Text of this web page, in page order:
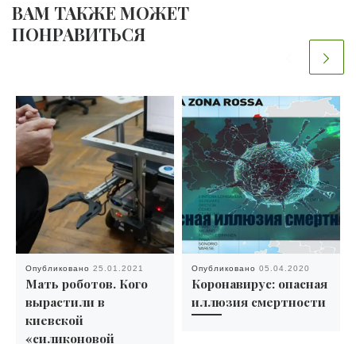
ВАМ ТАКЖЕ МОЖЕТ
ПОНРАВИТЬСЯ
Опубликовано 25.01.2021
Мать роботов. Кого
вырастили в
киевской
«силиконовой
Опубликовано 05.04.2020
Коронавирус: опасная
иллюзия смертности